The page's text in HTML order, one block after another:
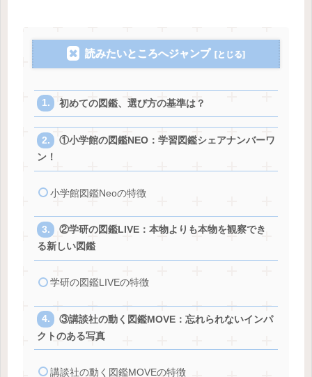
読みたいところへジャンプ
初めての図鑑、選び方の基準は？
①小学館の図鑑NEO：学習図鑑シェアナンバーワ
ン！
小学館図鑑Neoの特徴
②学研の図鑑LIVE：本物よりも本物を観察でき
る新しい図鑑
学研の図鑑LIVEの特徴
③講談社の動く図鑑MOVE：忘れられないインパ
クトのある写真
講談社の動く図鑑MOVEの特徴